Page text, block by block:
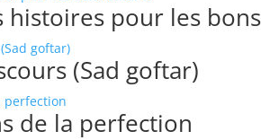
histoires pour les
(Sad goftar)
de la perfection